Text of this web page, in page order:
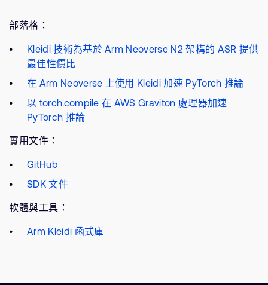
部落格：
Kleidi 技術為基於 Arm Neoverse N2 架構的 ASR 提供
最佳性價比
在 Arm Neoverse 上使用 Kleidi 加速 PyTorch 推論
以 torch.compile 在 AWS Graviton 處理器加速
PyTorch 推論
實用文件：
GitHub
SDK 文件
軟體與工具：
Arm Kleidi 函式庫